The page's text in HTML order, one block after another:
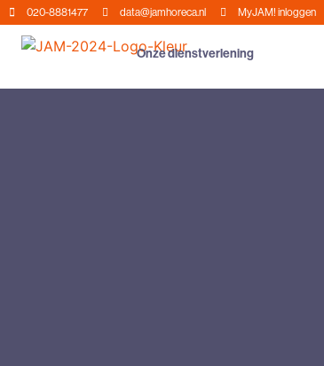
020-8881477 data@jamhoreca.nl MyJAM! inloggen
Onze dienstverlening